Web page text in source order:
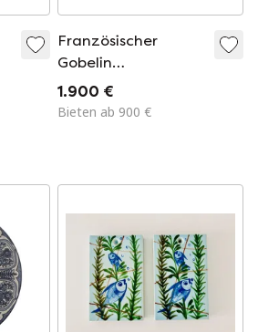
Französischer
Gobelin
Wandteppich "Jolly
Men" Tavern/ Pub
1.900 €
Bieten ab 900 €